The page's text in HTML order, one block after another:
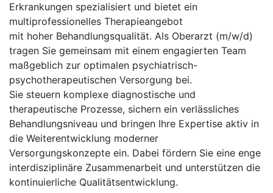
Erkrankungen spezialisiert und bietet ein
multiprofessionelles Therapieangebot
mit hoher Behandlungsqualität. Als Oberarzt (m/w/d)
tragen Sie gemeinsam mit einem engagierten Team
maßgeblich zur optimalen psychiatrisch-
psychotherapeutischen Versorgung bei.
Sie steuern komplexe diagnostische und
therapeutische Prozesse, sichern ein verlässliches
Behandlungsniveau und bringen Ihre Expertise aktiv in
die Weiterentwicklung moderner
Versorgungskonzepte ein. Dabei fördern Sie eine enge
interdisziplinäre Zusammenarbeit und unterstützen die
kontinuierliche Qualitätsentwicklung.